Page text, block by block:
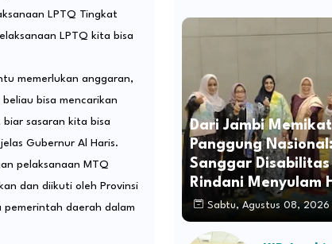
LPTQ Tingkat
LPTQ kita bisa
memerlukan anggaran,
bisa mencarikan
sasaran kita bisa
Gubernur Al Haris.
pelaksanaan MTQ
dan diikuti oleh Provinsi
daerah dalam
Dari Jambi Memikat
Panggung
Sanggar Disabilitas
Rindani Menyulam
Sabtu, Agustus 08, 2026